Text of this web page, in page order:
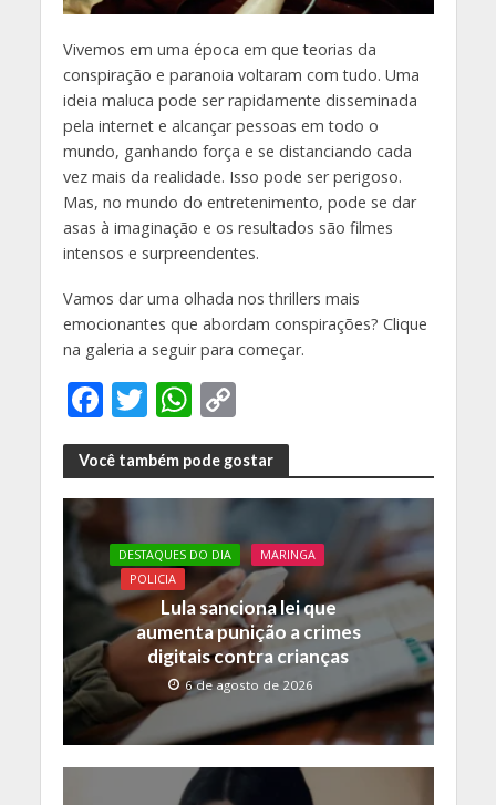
Vivemos em uma época em que teorias da
conspiração e paranoia voltaram com tudo. Uma
ideia maluca pode ser rapidamente disseminada
pela internet e alcançar pessoas em todo o
mundo, ganhando força e se distanciando cada
vez mais da realidade. Isso pode ser perigoso.
Mas, no mundo do entretenimento, pode se dar
asas à imaginação e os resultados são filmes
intensos e surpreendentes.
Vamos dar uma olhada nos thrillers mais
emocionantes que abordam conspirações? Clique
na galeria a seguir para começar.
F
ac
e
b
o
o
k
T
w
itt
er
W
h
at
s
A
p
p
C
o
p
y
Li
n
k
Você também pode gostar
DESTAQUES DO DIA
MARINGA
POLICIA
Lula sanciona lei que
aumenta punição a crimes
digitais contra crianças
6 de agosto de 2026